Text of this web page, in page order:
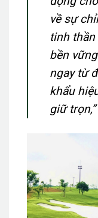
về sự
tinh
bền
ngay từ
khẩu
giữ